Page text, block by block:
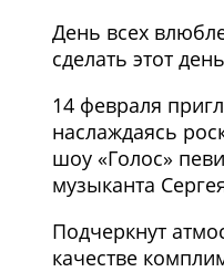
День всех
сделать этот
14 февраля
наслаждаясь
шоу «Голос»
музыканта
Подчеркнут
качестве